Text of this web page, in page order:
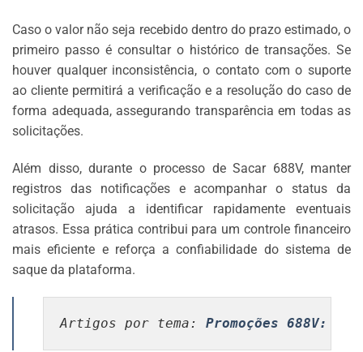
Caso o valor não seja recebido dentro do prazo estimado, o
primeiro passo é consultar o histórico de transações. Se
houver qualquer inconsistência, o contato com o suporte
ao cliente permitirá a verificação e a resolução do caso de
forma adequada, assegurando transparência em todas as
solicitações.
Além disso, durante o processo de Sacar 688V, manter
registros das notificações e acompanhar o status da
solicitação ajuda a identificar rapidamente eventuais
atrasos. Essa prática contribui para um controle financeiro
mais eficiente e reforça a confiabilidade do sistema de
saque da plataforma.
Artigos por tema: Promoções 688V: